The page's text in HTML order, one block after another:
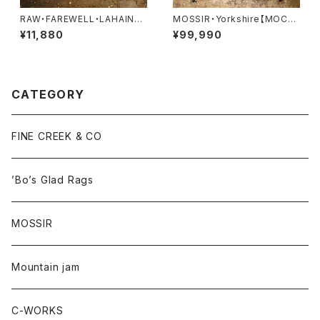
RAW・FAREWELL・LAHAINA,
MAUI・Long Sleeve Tee
¥11,880
MOSSIR・Yorkshire【MOCO
007】
¥99,990
CATEGORY
FINE CREEK & CO
’Bo’s Glad Rags
MOSSIR
Mountain jam
C-WORKS